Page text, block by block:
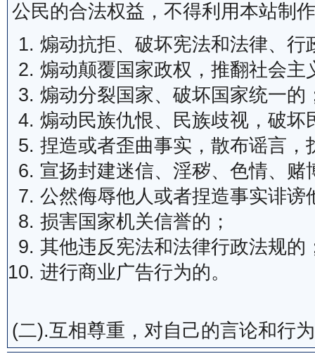
公民的合法权益，不得利用本站制
煽动抗拒、破坏宪法和法律、行
煽动颠覆国家政权，推翻社会主
煽动分裂国家、破坏国家统一的
煽动民族仇恨、民族歧视，破坏
捏造或者歪曲事实，散布谣言，
宣扬封建迷信、淫秽、色情、
公然侮辱他人或者捏造事实诽
损害国家机关信誉的；
其他违反宪法和法律行政法规的
进行商业广告行为的。
(二).互相尊重，对自己的言论和行